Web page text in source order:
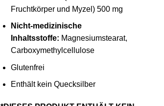
Fruchtkörper und Myzel) 500 mg
Nicht-medizinische
Inhaltsstoffe: Magnesiumstearat,
Carboxymethylcellulose
Glutenfrei
Enthält kein Quecksilber